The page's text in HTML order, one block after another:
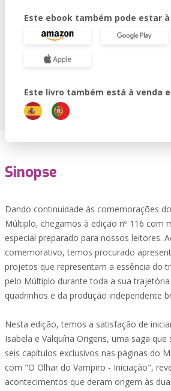
Este ebook também pode estar à
Este livro também está à venda
Sinopse
Dando continuidade às comemorações
Múltiplo, chegamos à edição nº 116 com
especial preparado para nossos leitores.
comemorativo, temos procurado
projetos que representam a essência do
pelo Múltiplo durante toda a sua
quadrinhos e da produção independente
Nesta edição, temos a satisfação de
Isabela e Valquíria Origens, uma saga
seis capítulos exclusivos nas páginas do
com "O Olhar do Vampiro - Iniciação",
acontecimentos que deram origem às